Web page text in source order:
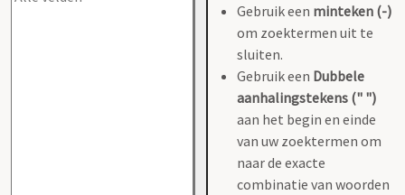
Gebruik een minteken (-)
om zoektermen uit te
sluiten.
Gebruik een Dubbele
aanhalingstekens (" ")
aan het begin en einde
van uw zoektermen om
naar de exacte
combinatie van woorden